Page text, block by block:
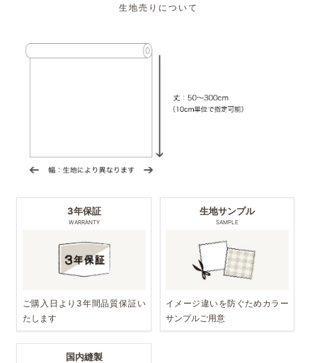
生地売りについて
3年保証
WARRANTY
ご購入日より3年間品質保証い
たします
生地サンプル
SAMPLE
イメージ違いを防ぐためカラー
サンプルご用意
国内縫製